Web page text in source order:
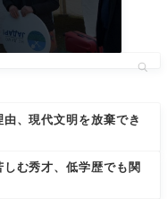
、現代文明を放棄でき
む秀才、低学歴でも関